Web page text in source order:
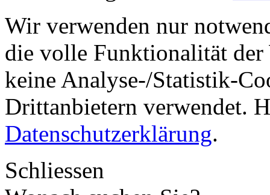
Wir verwenden nur
die volle Funktionalität der
keine Analyse-/Statistik-
Drittanbietern verwendet.
Datenschutzerklärung.
Schliessen